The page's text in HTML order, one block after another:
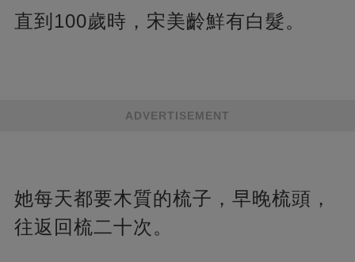
直到100歲時，宋美齡鮮有白髮。
ADVERTISEMENT
她每天都要木質的梳子，早晚梳頭，
往返回梳二十次。